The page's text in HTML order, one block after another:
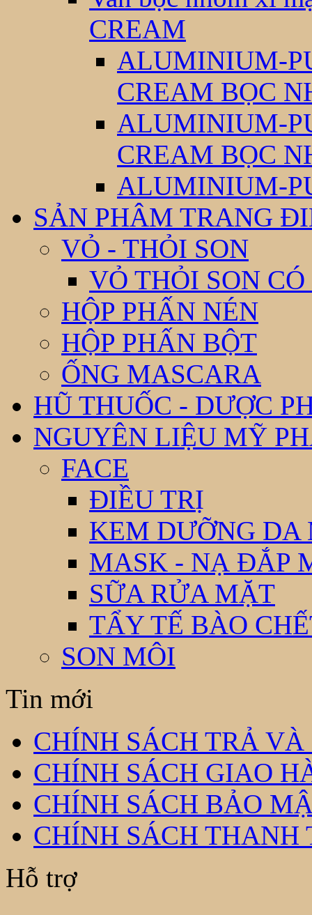
CREAM
ALUMINIUM-
CREAM BỌC
ALUMINIUM-
CREAM BỌC
ALUMINIUM-
SẢN PHÂM TRANG
VỎ - THỎI SON
VỎ THỎI SON
HỘP PHẤN NÉN
HỘP PHẤN BỘT
ỐNG MASCARA
HŨ THUỐC - DƯỢC
NGUYÊN LIỆU MỸ
FACE
ĐIỀU TRỊ
KEM DƯỠNG DA
MASK - NẠ ĐẮP
SỮA RỬA MẶT
TẨY TẾ BÀO
SON MÔI
Tin mới
CHÍNH SÁCH TRẢ
CHÍNH SÁCH GIAO
CHÍNH SÁCH BẢO
CHÍNH SÁCH THANH
Hỗ trợ